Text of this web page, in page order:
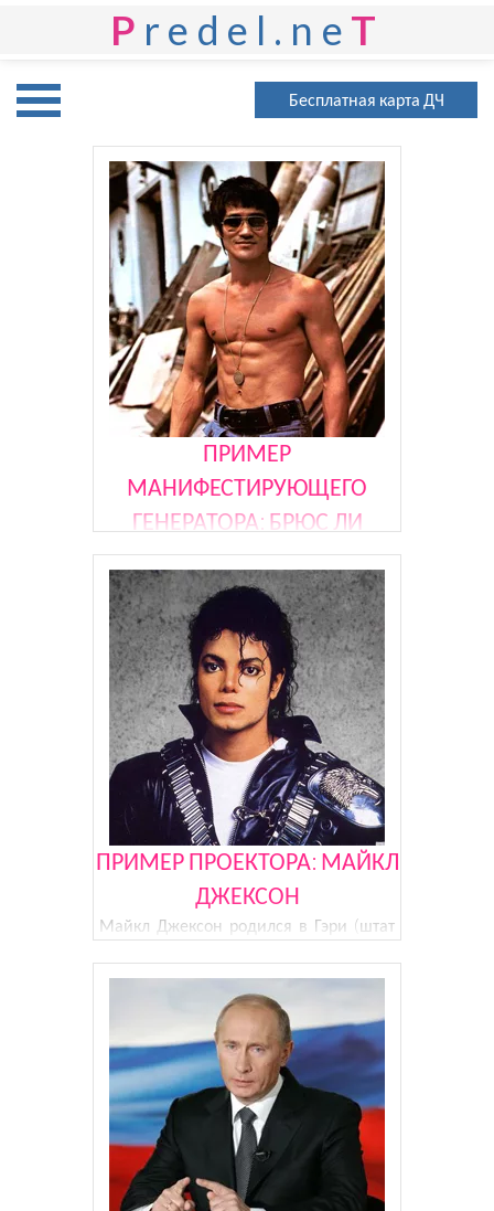
P redel.ne T
Бесплатная карта ДЧ
ПРИМЕР
МАНИФЕСТИРУЮЩЕГО
ГЕНЕРАТОРА: БРЮС ЛИ
Есть гениальные певцы, танцоры,
ученые, бизнесмены, музыканты, а
Брюс Ли (англ. Bruce Lee) был
гениальным бойцом. Многие ребята
занимались и занимаются боевыми
искусствами, чтобы хотя бы на самую
малость приблизиться к своему
кумиру. Б
ПРИМЕР ПРОЕКТОРА: МАЙКЛ
ДЖЕКСОН
Майкл Джексон родился в Гэри (штат
невероятно талантливый человек:
певец, танцор, актер, автор и
исполнитель песен, хореограф,
предприниматель, филантроп. Жизнь
его была переполнена множеством
ярких событ